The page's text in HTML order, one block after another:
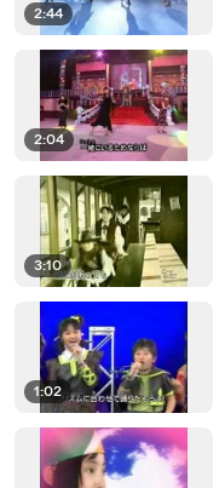
2:44
2:04
3:10
1:02